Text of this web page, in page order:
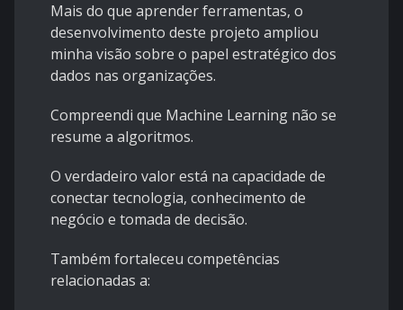
Mais do que aprender ferramentas, o
desenvolvimento deste projeto ampliou
minha visão sobre o papel estratégico dos
dados nas organizações.
Compreendi que Machine Learning não se
resume a algoritmos.
O verdadeiro valor está na capacidade de
conectar tecnologia, conhecimento de
negócio e tomada de decisão.
Também fortaleceu competências
relacionadas a: